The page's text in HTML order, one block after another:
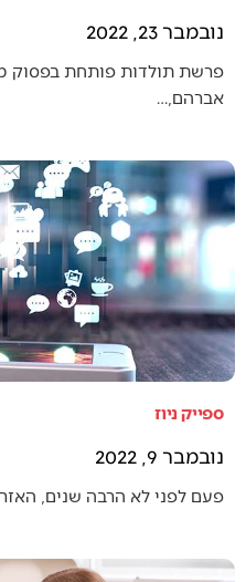
נובמבר 23, 2022
פרשת תולדות פותחת בפסוק
אברהם,…
ספייק ניוז
נובמבר 9, 2022
פעם לפני לא הרבה שנים,